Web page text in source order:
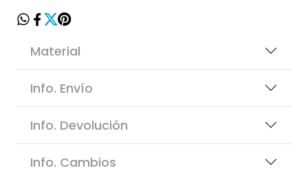
Material
Info. Envío
Info. Devolución
Info. Cambios